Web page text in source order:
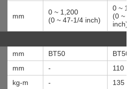
mm
0 ~ 1,200
(0 ~ 47-1/4 inch)
0 ~
(0 ~
inch)
mm BT50
BT50
mm -
110
kg-m -
135